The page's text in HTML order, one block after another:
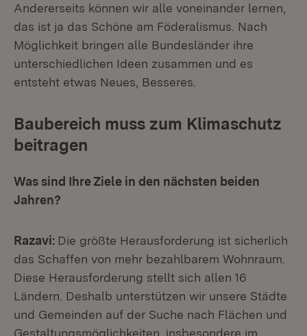
Andererseits können wir alle voneinander lernen,
das ist ja das Schöne am Föderalismus. Nach
Möglichkeit bringen alle Bundesländer ihre
unterschiedlichen Ideen zusammen und es
entsteht etwas Neues, Besseres.
Baubereich muss zum Klimaschutz
beitragen
Was sind Ihre Ziele in den nächsten beiden
Jahren?
Razavi: Die größte Herausforderung ist sicherlich
das Schaffen von mehr bezahlbarem Wohnraum.
Diese Herausforderung stellt sich allen 16
Ländern. Deshalb unterstützen wir unsere Städte
und Gemeinden auf der Suche nach Flächen und
Gestaltungsmöglichkeiten, insbesondere im